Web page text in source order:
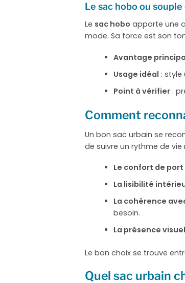
Le sac hobo ou
Le sac hobo apporte une
mode. Sa force est son
Avantage
Usage idéal : style
Point à vérifier :
Comment
Un bon sac urbain se
de suivre un rythme de vie
Le confort de port
La lisibilité
La cohérence
besoin.
La présence
Le bon choix se trouve
Quel sac urbain